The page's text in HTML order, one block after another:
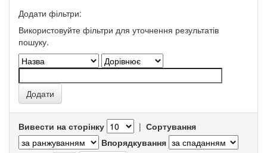
Додати фільтри:
Використовуйте фільтри для уточнення результатів
пошуку.
Вивести на сторінку | Сортування
Впорядкування